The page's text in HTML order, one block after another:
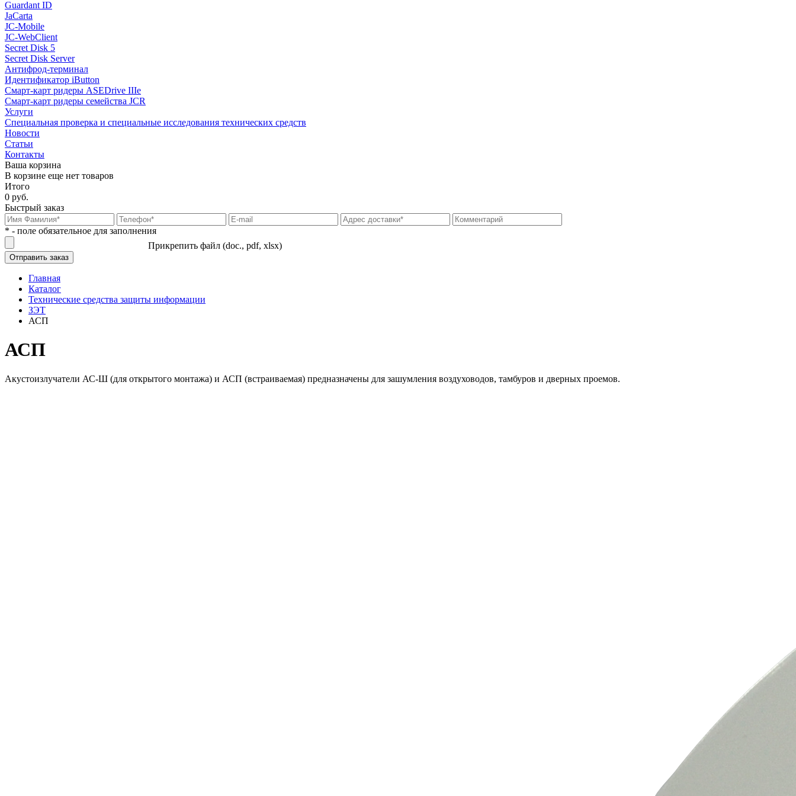
Guardant ID
JaCarta
JC-Mobile
JC-WebClient
Secret Disk 5
Secret Disk Server
Антифрод-терминал
Идентификатор iButton
Смарт-карт ридеры ASEDrive IIIe
Смарт-карт ридеры семейства JCR
Услуги
Специальная проверка и специальные исследования технических средств
Новости
Статьи
Контакты
Ваша корзина
В корзине еще нет товаров
Итого
0 руб.
Быстрый заказ
* - поле обязательное для заполнения
Прикрепить файл (doc., pdf, xlsx)
Главная
Каталог
Технические средства защиты информации
ЗЭТ
АСП
АСП
Акустоизлучатели АС-Ш (для открытого монтажа) и АСП (встраиваемая) предназначены для зашумления воздуховодов, тамбуров и дверных проемов.